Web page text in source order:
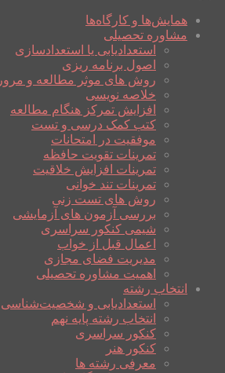
همایش‌ها و کارگاه‌ها
مشاوره تحصیلی
استعدادیابی یا استعدادسازی
اصول برنامه ریزی
روش های موثر مطالعه و مرور
خلاصه نویسی
افزایش تمرکز هنگام مطالعه
کتب کمک درسی و تست
موفقیت در امتحانات
تمرینات تقویت حافظه
تمرینات افزایش خلاقیت
تمرینات تند خوانی
روش های تست زنی
بررسی آزمون های آزمایشی
شیمی کنکور سراسری
اعمال قبل از خواب
مدیریت فضای مجازی
اهمیت مشاوره تحصیلی
انتخاب رشته
استعدادیابی و شخصیت‌شناسی
انتخاب رشته پایه نهم
کنکور سراسری
کنکور هنر
معرفی رشته ها